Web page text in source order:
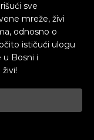
sve
mreže, živi
odnosno o
ističući ulogu
u Bosni i